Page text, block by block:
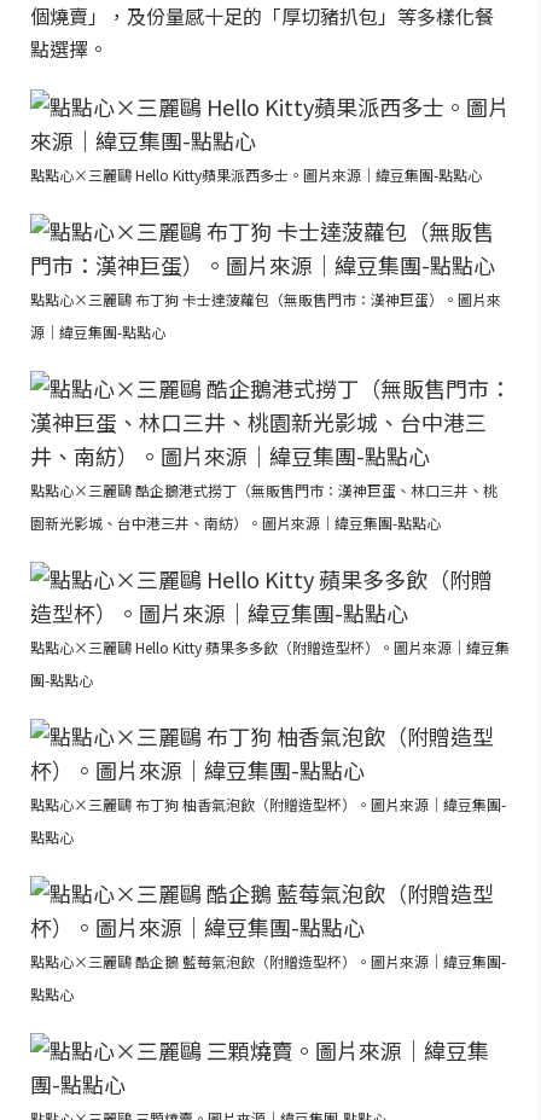
個燒賣」，及份量感十足的「厚切豬扒包」等多樣化餐
點選擇。
點點心×三麗鷗 Hello Kitty蘋果派西多士。圖片來源｜緯豆集團-點點心
點點心×三麗鷗 布丁狗 卡士達菠蘿包（無販售門市：漢神巨蛋）。圖片來
源｜緯豆集團-點點心
點點心×三麗鷗 酷企鵝港式撈丁（無販售門市：漢神巨蛋、林口三井、桃
園新光影城、台中港三井、南紡）。圖片來源｜緯豆集團-點點心
點點心×三麗鷗 Hello Kitty 蘋果多多飲（附贈造型杯）。圖片來源｜緯豆集
團-點點心
點點心×三麗鷗 布丁狗 柚香氣泡飲（附贈造型杯）。圖片來源｜緯豆集團-
點點心
點點心×三麗鷗 酷企鵝 藍莓氣泡飲（附贈造型杯）。圖片來源｜緯豆集團-
點點心